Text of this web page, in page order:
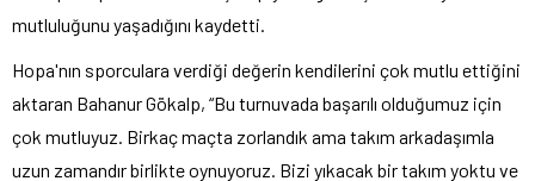
mutluluğunu yaşadığını kaydetti.
Hopa'nın sporculara verdiği değerin kendilerini çok mutlu ettiğini
aktaran Bahanur Gökalp, “Bu turnuvada başarılı olduğumuz için
çok mutluyuz. Birkaç maçta zorlandık ama takım arkadaşımla
uzun zamandır birlikte oynuyoruz. Bizi yıkacak bir takım yoktu ve